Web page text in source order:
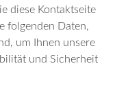
diese Kontaktseite
folgenden Daten,
um Ihnen unsere
und Sicherheit